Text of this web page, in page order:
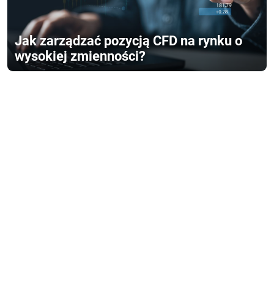
Jak zarządzać pozycją CFD na rynku o
wysokiej zmienności?